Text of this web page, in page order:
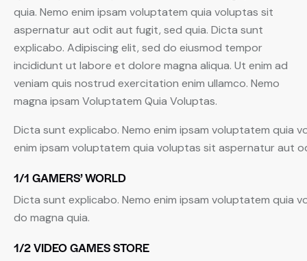
quia. Nemo enim ipsam voluptatem quia voluptas sit
aspernatur aut odit aut fugit, sed quia. Dicta sunt
explicabo. Adipiscing elit, sed do eiusmod tempor
incididunt ut labore et dolore magna aliqua. Ut enim ad
veniam quis nostrud exercitation enim ullamco. Nemo
magna ipsam Voluptatem Quia Voluptas.
Dicta sunt explicabo. Nemo enim ipsam voluptatem quia
enim ipsam voluptatem quia voluptas sit aspernatur aut
1/1 GAMERS’ WORLD
Dicta sunt explicabo. Nemo enim ipsam voluptatem
do magna quia.
1/2 VIDEO GAMES STORE